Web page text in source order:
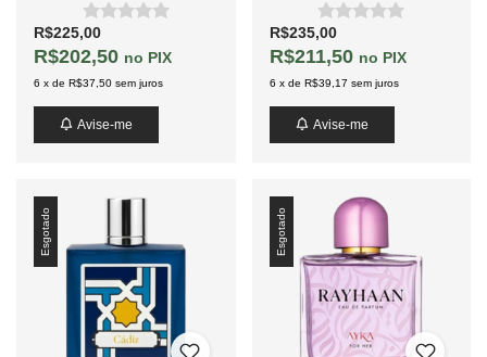
R$225,00
R$202,50 PIX
6 x de R$37,50 sem juros
Avise-me
R$235,00
R$211,50 PIX
6 x de R$39,17 sem juros
Avise-me
Esgotado Esgotado